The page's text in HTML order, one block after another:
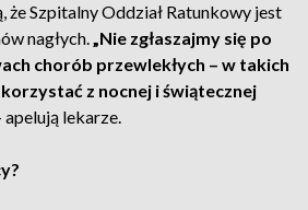
Szpitalny Oddział Ratunkowy jest
nagłych.„Nie zgłaszajmy się po
chorób przewlekłych – w takich
z nocnej i świątecznej
apelują lekarze.